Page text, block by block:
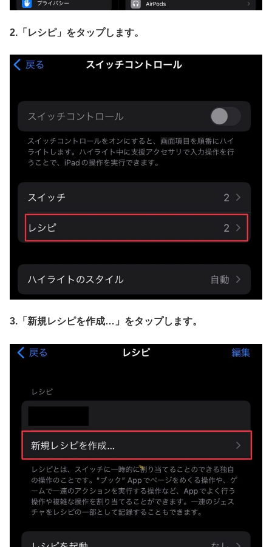
2.「レシピ」 をタップします。
3.「新規レシピを作成…」 をタップします。